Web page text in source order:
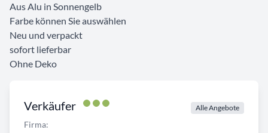
Verkäufer Alle Angebote
Firma:
Aus Alu in Sonnengelb
Farbe können Sie auswählen
Neu und verpackt
sofort lieferbar
Ohne Deko